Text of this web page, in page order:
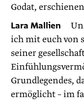
Godat,
Lara Mallien
ich mit euch von
seiner
Grundlegendes,
ermöglicht – im